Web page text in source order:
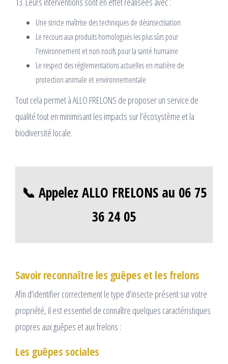
Une stricte maîtrise des techniques de désinsectisation
Le recours aux produits homologués les plus sûrs pour
l’environnement et non nocifs pour la santé humaine
Le respect des réglementations actuelles en matière de
protection animale et environnementale
Tout cela permet à ALLO FRELONS de proposer un service de
qualité tout en minimisant les impacts sur l’écosystème et la
biodiversité locale.
📞 Appelez ALLO FRELONS au 06 75
36 24 05
Savoir reconnaître les guêpes et les frelons
Afin d’identifier correctement le type d’insecte présent sur votre
propriété, il est essentiel de connaître quelques caractéristiques
propres aux guêpes et aux frelons :
Les guêpes sociales